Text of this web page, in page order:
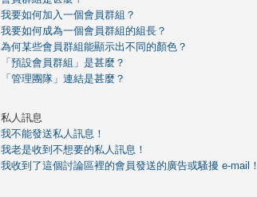
我要如何加入一個會員群組？
我要如何成為一個會員群組的組長？
為何某些會員群組能顯示出不同的顏色？
「預設會員群組」是甚麼？
「管理團隊」連結是甚麼？
私人訊息
我不能發送私人訊息！
我老是收到不想要的私人訊息！
我收到了這個討論區裡的會員發送的廣告或騷擾 e-mail！